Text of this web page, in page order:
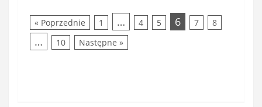
« Poprzednie 1 … 4 5 6 7 8
… 10 Następne »